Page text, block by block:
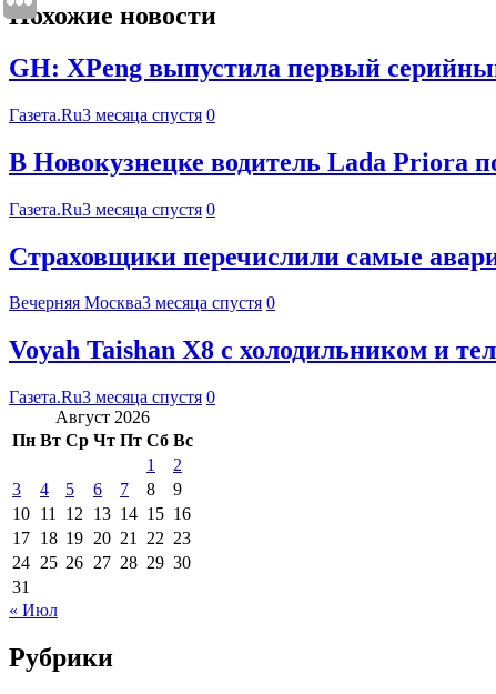
Похожие новости
GH: XPeng выпустила первый
Газета.Ru3 месяца спустя 0
В Новокузнецке водитель Lada Priora
Газета.Ru3 месяца спустя 0
Страховщики перечислили самые
Вечерняя Москва3 месяца спустя 0
Voyah Taishan X8 с холодильником и
Газета.Ru3 месяца спустя 0
Август 2026
Пн Вт Ср Чт Пт Сб Вс
1
2
3
4 5 6 7 8
9
10 11 12 13 14 15 16
17 18 19 20 21 22 23
24 25 26 27 28 29 30
31
« Июл
Рубрики